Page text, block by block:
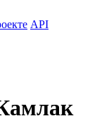
API